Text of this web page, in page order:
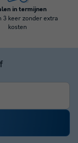
in termijnen
3 keer zonder extra
kosten